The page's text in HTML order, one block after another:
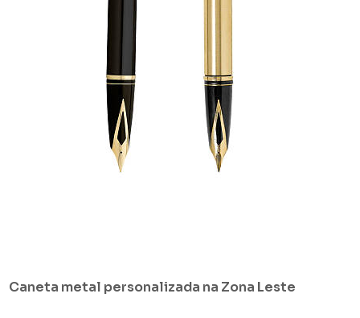
Caneta metal personalizada na Zona Leste